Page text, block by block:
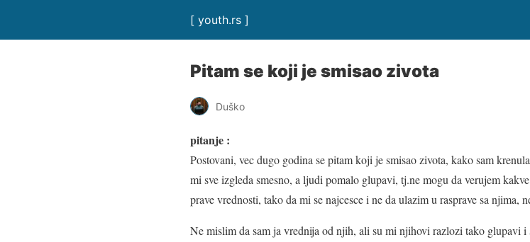
[ youth.rs ]
Pitam se koji je smisao zivota
Duško
pitanje :
Postovani, vec dugo godina se pitam koji je smisao zivota, kako sam
mi sve izgleda smesno, a ljudi pomalo glupavi, tj.ne mogu da verujem
prave vrednosti, tako da mi se najcesce i ne da ulazim u rasprave sa njima,
Ne mislim da sam ja vrednija od njih, ali su mi njihovi razlozi tako glupavi